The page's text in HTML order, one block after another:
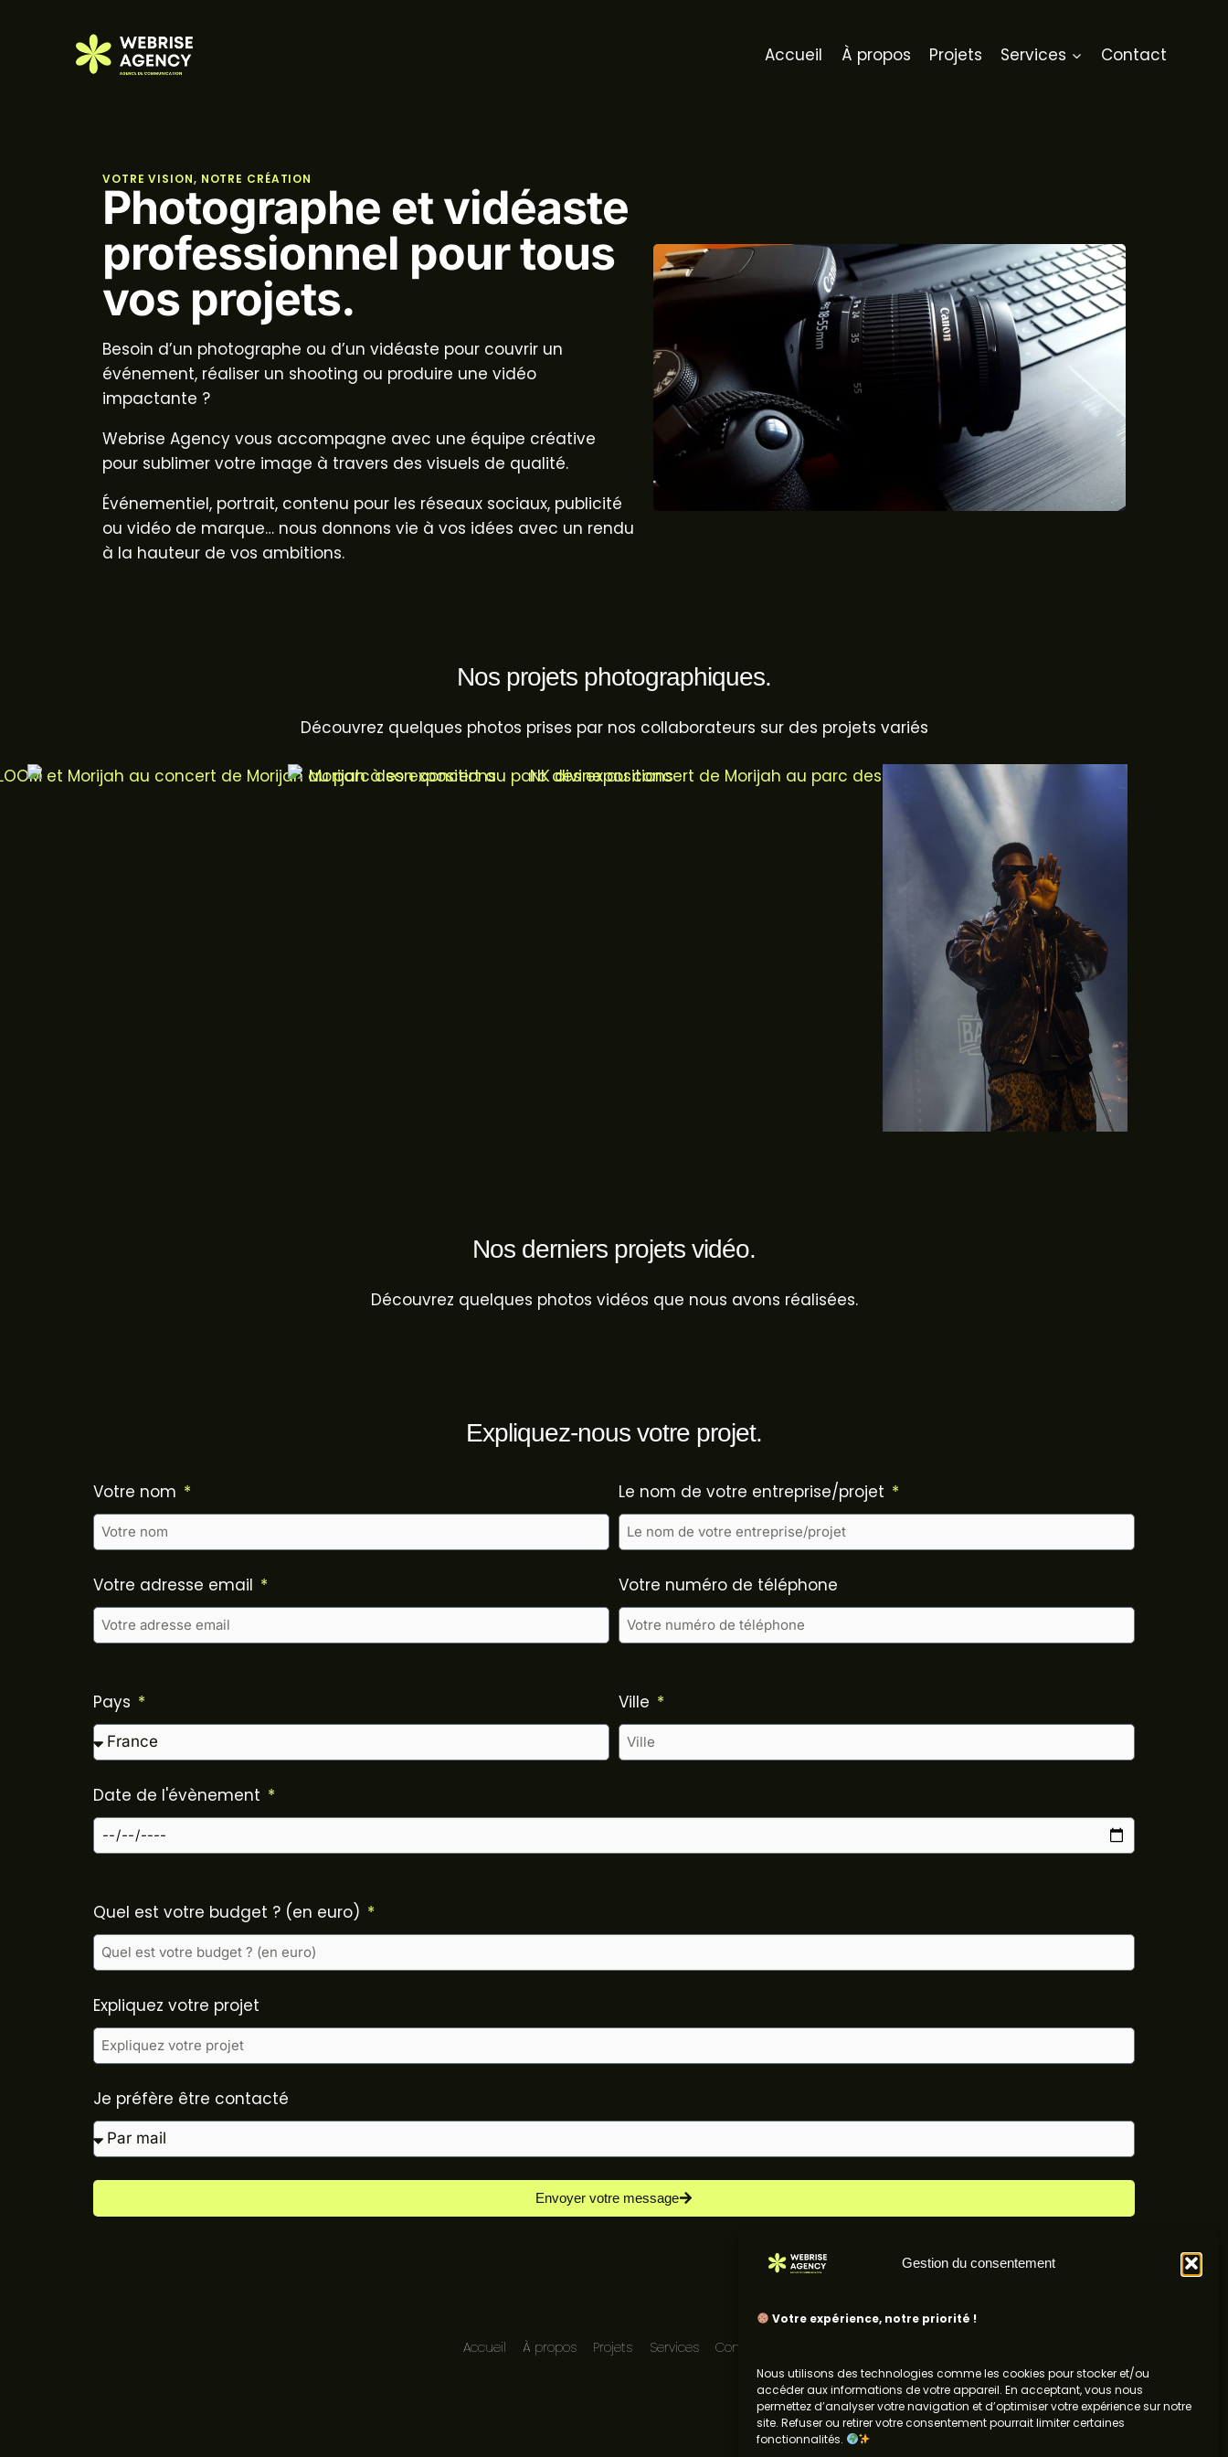
Gestion du consentement
Votre expérience, notre priorité !
Nous utilisons des technologies comme les cookies pour stocker et/ou
accéder aux informations de votre appareil. En acceptant, vous nous
permettez d’analyser votre navigation et d’optimiser votre expérience sur notre
site. Refuser ou retirer votre consentement pourrait limiter certaines
fonctionnalités.
Accueil À propos Projets Services Contact
VOTRE VISION, NOTRE CRÉATION
Photographe et vidéaste
professionnel pour tous
vos projets.
Besoin d’un photographe ou d’un vidéaste pour couvrir un
événement, réaliser un shooting ou produire une vidéo
impactante ?
Webrise Agency vous accompagne avec une équipe créative
pour sublimer votre image à travers des visuels de qualité.
Événementiel, portrait, contenu pour les réseaux sociaux, publicité
ou vidéo de marque… nous donnons vie à vos idées avec un rendu
à la hauteur de vos ambitions.
Nos projets photographiques.
Découvrez quelques photos prises par nos collaborateurs sur des projets variés
Nos derniers projets vidéo.
Découvrez quelques photos vidéos que nous avons réalisées.
Expliquez-nous votre projet.
Votre nom Le nom de votre entreprise/projet
Votre adresse email Votre numéro de téléphone
Pays Ville
Date de l'évènement
Quel est votre budget ? (en euro)
Expliquez votre projet
Je préfère être contacté
Envoyer votre message
Accueil À propos Projets Services Contact
Roubaix, France